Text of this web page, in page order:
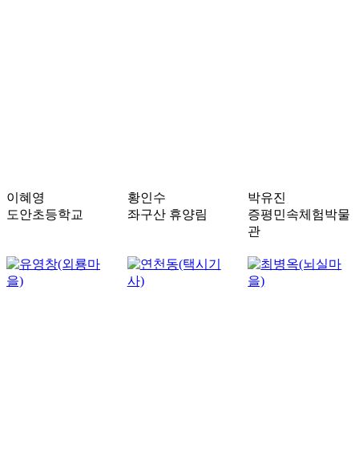
이혜영
도안초등학교
황인수
좌구산 휴양림
박유진
증평민속체험박물
관